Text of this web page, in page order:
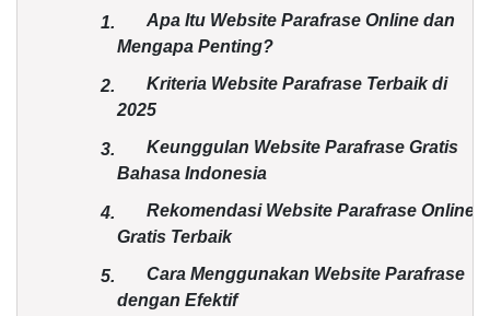
1.
Apa Itu Website Parafrase Online dan
Mengapa Penting?
2.
Kriteria Website Parafrase Terbaik di
2025
3.
Keunggulan Website Parafrase Gratis
Bahasa Indonesia
4.
Rekomendasi Website Parafrase Online
Gratis Terbaik
5.
Cara Menggunakan Website Parafrase
dengan Efektif